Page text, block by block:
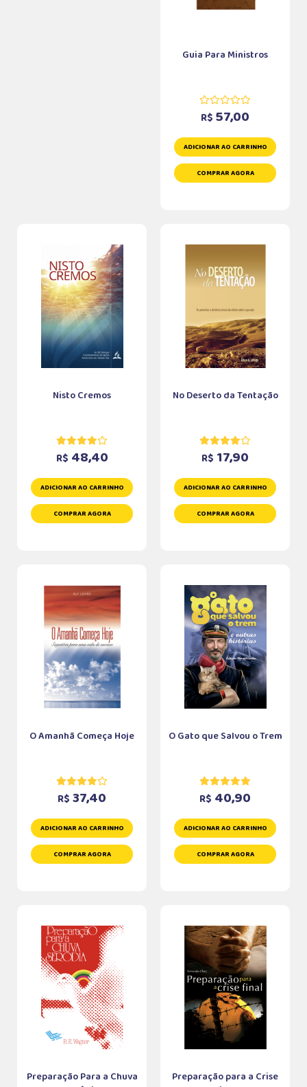
Guia Para Ministros
R$ 57,00
ADICIONAR AO CARRINHO
COMPRAR AGORA
Nisto Cremos
R$ 48,40
ADICIONAR AO CARRINHO
COMPRAR AGORA
No Deserto da Tentação
R$ 17,90
ADICIONAR AO CARRINHO
COMPRAR AGORA
O Amanhã Começa Hoje
R$ 37,40
ADICIONAR AO CARRINHO
COMPRAR AGORA
O Gato que Salvou o Trem
R$ 40,90
ADICIONAR AO CARRINHO
COMPRAR AGORA
Preparação Para a Chuva
Preparação para a Crise